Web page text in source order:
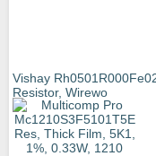
Vishay
Resistor, Wirewo